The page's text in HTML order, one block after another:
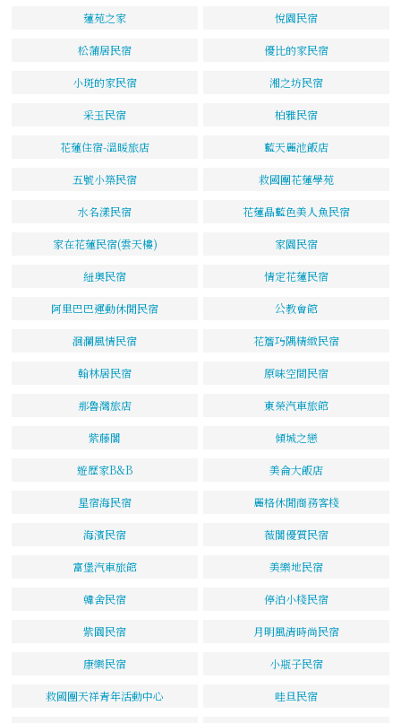
蓮苑之家 悅園民宿
松蒲居民宿 優比的家民宿
小斑的家民宿 湘之坊民宿
采玉民宿 柏雅民宿
花蓮住宿-溫暖旅店 藍天麗池飯店
五號小築民宿 救國團花蓮學苑
水名漾民宿 花蓮晶藍色美人魚民宿
家在花蓮民宿(雲天樓) 家園民宿
紐奧民宿 情定花蓮民宿
阿里巴巴運動休閒民宿 公教會館
洄瀾風情民宿 花簷巧隅精緻民宿
翰林居民宿 原味空間民宿
那魯灣旅店 東榮汽車旅館
紫藤閣 傾城之戀
遊歷家B&B 美侖大飯店
星宿海民宿 麗格休閒商務客棧
海濱民宿 薇閣優質民宿
富堡汽車旅館 美樂地民宿
韓舍民宿 停泊小棧民宿
紫園民宿 月明風清時尚民宿
康樂民宿 小瓶子民宿
救國團天祥青年活動中心 哇旦民宿